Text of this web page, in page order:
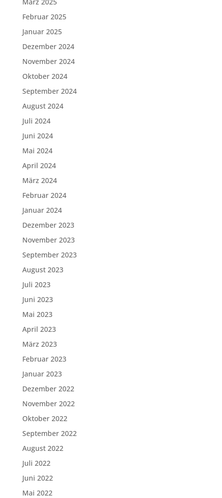
Februar 2025
Januar 2025
Dezember 2024
November 2024
Oktober 2024
September 2024
August 2024
Juli 2024
Juni 2024
Mai 2024
April 2024
März 2024
Februar 2024
Januar 2024
Dezember 2023
November 2023
September 2023
August 2023
Juli 2023
Juni 2023
Mai 2023
April 2023
März 2023
Februar 2023
Januar 2023
Dezember 2022
November 2022
Oktober 2022
September 2022
August 2022
Juli 2022
Juni 2022
Mai 2022